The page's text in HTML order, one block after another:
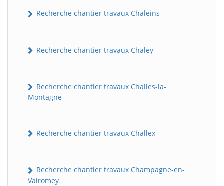
Recherche chantier travaux Chaleins
Recherche chantier travaux Chaley
Recherche chantier travaux Challes-la-
Montagne
Recherche chantier travaux Challex
Recherche chantier travaux Champagne-en-
Valromey